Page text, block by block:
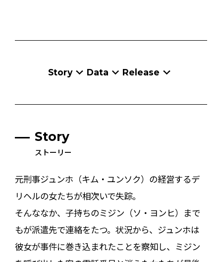
Story Data Release
Story
ストーリー
元刑事ジュンホ（キム・ユンソク）の経営するデ
リヘルの女たちが相次いで失踪。
そんななか、子持ちのミジン（ソ・ヨンヒ）まで
もが派遣先で連絡をたつ。状況から、ジュンホは
彼女が事件に巻き込まれたことを察知し、ミジン